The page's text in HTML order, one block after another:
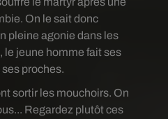
On le sait donc
pleine agonie dans les
le jeune homme faitses
proches.
sortir les mouchoirs. On
Regardez plutôt ces